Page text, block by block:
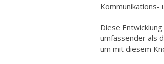
Kommunikations-
Diese
umfassender als
um mit diesem